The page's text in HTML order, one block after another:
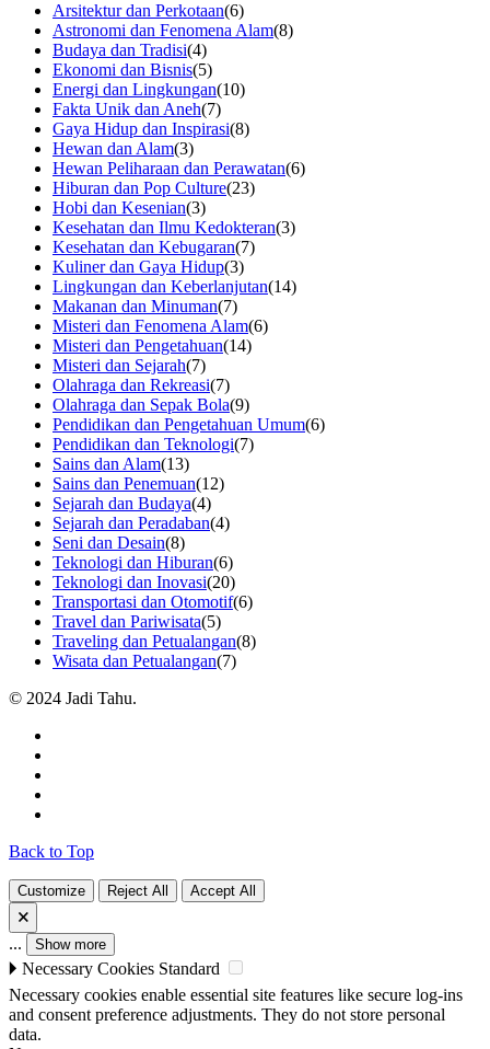
Arsitektur dan Perkotaan(6)
Astronomi dan Fenomena Alam(8)
Budaya dan Tradisi(4)
Ekonomi dan Bisnis(5)
Energi dan Lingkungan(10)
Fakta Unik dan Aneh(7)
Gaya Hidup dan Inspirasi(8)
Hewan dan Alam(3)
Hewan Peliharaan dan Perawatan(6)
Hiburan dan Pop Culture(23)
Hobi dan Kesenian(3)
Kesehatan dan Ilmu Kedokteran(3)
Kesehatan dan Kebugaran(7)
Kuliner dan Gaya Hidup(3)
Lingkungan dan Keberlanjutan(14)
Makanan dan Minuman(7)
Misteri dan Fenomena Alam(6)
Misteri dan Pengetahuan(14)
Misteri dan Sejarah(7)
Olahraga dan Rekreasi(7)
Olahraga dan Sepak Bola(9)
Pendidikan dan Pengetahuan Umum(6)
Pendidikan dan Teknologi(7)
Sains dan Alam(13)
Sains dan Penemuan(12)
Sejarah dan Budaya(4)
Sejarah dan Peradaban(4)
Seni dan Desain(8)
Teknologi dan Hiburan(6)
Teknologi dan Inovasi(20)
Transportasi dan Otomotif(6)
Travel dan Pariwisata(5)
Traveling dan Petualangan(8)
Wisata dan Petualangan(7)
© 2024 Jadi Tahu.
Back to Top
Customize Reject All
Accept All
🗙
... Show more
🞂 Necessary Cookies Standard
Necessary cookies enable essential site features like secure log-ins
and consent preference adjustments. They do not store personal
data.